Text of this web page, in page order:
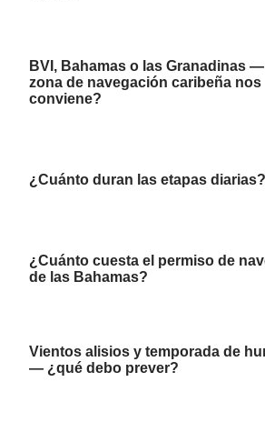
BVI, Bahamas o las Granadinas
zona de navegación caribeña nos
conviene?
¿Cuánto duran las etapas diarias?
¿Cuánto cuesta el permiso de
de las Bahamas?
Vientos alisios y temporada de
— ¿qué debo prever?